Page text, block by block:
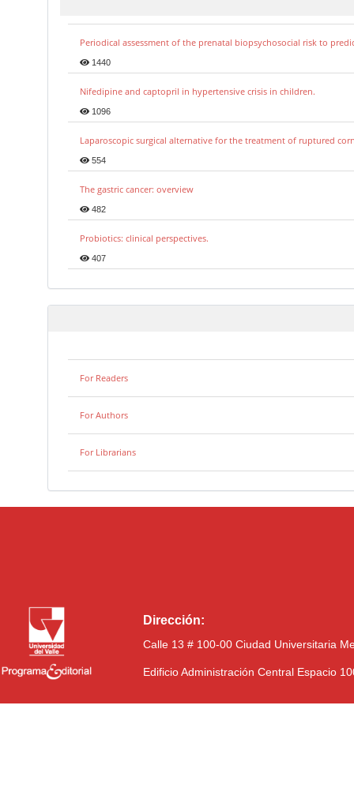
Periodical assessment of the prenatal biopsychosocial risk to
1440
Nifedipine and captopril in hypertensive crisis in children.
1096
Laparoscopic surgical alternative for the treatment of ruptured
554
The gastric cancer: overview
482
Probiotics: clinical perspectives.
407
For Readers
For Authors
For Librarians
Dirección:
Calle 13 # 100-00 Ciudad Universitaria
Edificio Administración Central Espacio